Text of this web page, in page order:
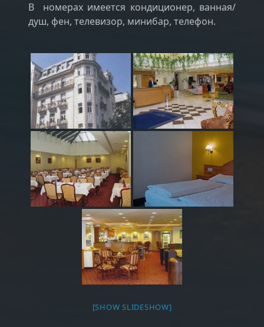
В номерах имеется кондиционер, ванная/
душ, фен, телевизор, минибар, телефон.
[SHOW SLIDESHOW]